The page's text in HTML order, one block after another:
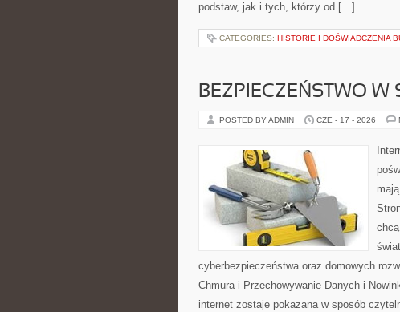
podstaw, jak i tych, którzy od […]
CATEGORIES: HISTORIE I DOŚWIADCZENIA
BEZPIECZEŃSTWO W
POSTED BY ADMIN CZE - 17 - 2026
cyberbezpieczeństwa oraz domowych
Chmura i Przechowywanie Danych i
internet zostaje pokazana w sposób